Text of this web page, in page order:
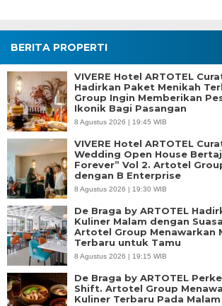
BERITA PROPERTI
VIVERE Hotel ARTOTEL
Hadirkan Paket Menikah
Group Ingin Memberikan
Ikonik Bagi Pasangan
8 Agustus 2026 | 19:45 WIB
VIVERE Hotel ARTOTEL
Wedding Open House
Forever” Vol 2. Artotel
dengan B Enterprise
8 Agustus 2026 | 19:30 WIB
De Braga by ARTOTEL
Kuliner Malam dengan
Artotel Group Menawarkan
Terbaru untuk Tamu
8 Agustus 2026 | 19:15 WIB
De Braga by ARTOTEL
Shift. Artotel Group
Kuliner Terbaru Pada Malam